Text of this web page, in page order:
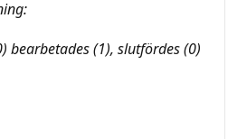
bearbetades (1), slutfördes (0)